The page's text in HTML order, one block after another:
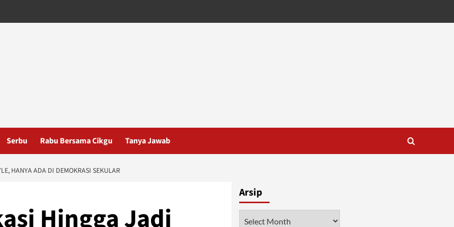
Serbu Rabu Bersama Cikgu Tanya Jawab
HANYA ADA DI DEMOKRASI SEKULAR
Hingga Jadi
Arsip